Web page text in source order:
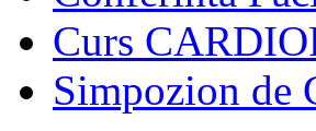
Curs
Simpozion de